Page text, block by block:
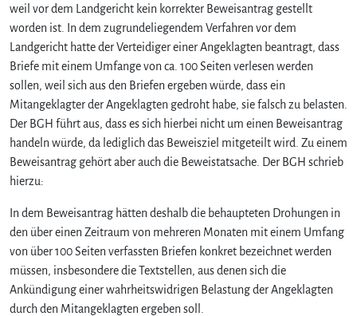
weil vor dem Landgericht kein korrekter Beweisantrag gestellt
worden ist. In dem zugrundeliegendem Verfahren vor dem
Landgericht hatte der Verteidiger einer Angeklagten beantragt, dass
Briefe mit einem Umfange von ca. 100 Seiten verlesen werden
sollen, weil sich aus den Briefen ergeben würde, dass ein
Mitangeklagter der Angeklagten gedroht habe, sie falsch zu belasten.
Der BGH führt aus, dass es sich hierbei nicht um einen Beweisantrag
handeln würde, da lediglich das Beweisziel mitgeteilt wird. Zu einem
Beweisantrag gehört aber auch die Beweistatsache. Der BGH schrieb
hierzu:
In dem Beweisantrag hätten deshalb die behaupteten Drohungen in
den über einen Zeitraum von mehreren Monaten mit einem Umfang
von über 100 Seiten verfassten Briefen konkret bezeichnet werden
müssen, insbesondere die Textstellen, aus denen sich die
Ankündigung einer wahrheitswidrigen Belastung der Angeklagten
durch den Mitangeklagten ergeben soll.